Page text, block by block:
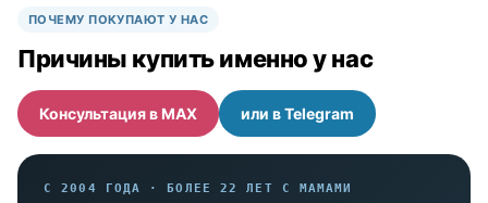
ПОЧЕМУ ПОКУПАЮТ У НАС
Причины купить именно у нас
Консультация в MAX или в Telegram
С 2004 ГОДА · БОЛЕЕ 22 ЛЕТ С МАМАМИ